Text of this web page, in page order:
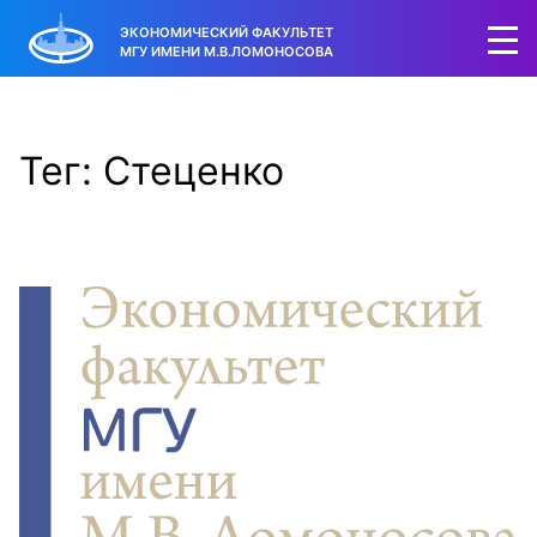
ЭКОНОМИЧЕСКИЙ ФАКУЛЬТЕТ
МГУ ИМЕНИ М.В.ЛОМОНОСОВА
Тег: Стеценко